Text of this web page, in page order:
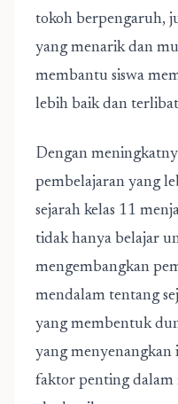
tokoh berpengaruh,
yang menarik dan
membantu siswa
lebih baik dan
Dengan
pembelajaran yang
sejarah kelas 11
tidak hanya belajar
mengembangkan
mendalam tentang
yang membentuk
yang menyenangkan
faktor penting dalam